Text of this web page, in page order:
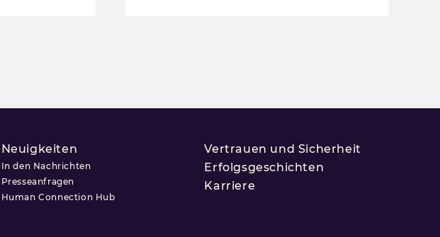
Neuigkeiten
In den Nachrichten
Presseanfragen
Human Connection Hub
Vertrauen und Sicherheit
Erfolgsgeschichten
Karriere